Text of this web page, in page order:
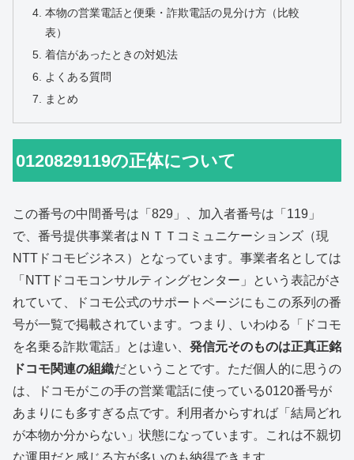
本物の営業電話と便乗・詐欺電話の見分け方（比較
表）
着信があったときの対処法
よくある質問
まとめ
0120829119の正体について
この番号の中間番号は「829」、加入者番号は「119」
で、番号提供事業者はＮＴＴコミュニケーションズ（現
NTTドコモビジネス）となっています。事業者名としては
「NTTドコモコンサルティングセンター」という表記がさ
れていて、ドコモ公式のサポートページにもこの系列の番
号が一覧で掲載されています。つまり、いわゆる「ドコモ
を名乗る詐欺電話」とは違い、 発信元そのものは正真正銘
ドコモ関連の組織だということです。ただ個人的に思うの
は、ドコモがこの手の営業電話に使っている0120番号が
あまりにも多すぎる点です。利用者からすれば「結局どれ
が本物か分からない」状態になっています。これは不親切